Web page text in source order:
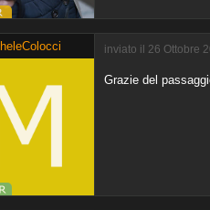
inviato il 26 Ottobre
Grazie del